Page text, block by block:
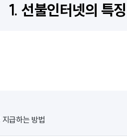
1. 선불인터넷의 특징
급하는 방법